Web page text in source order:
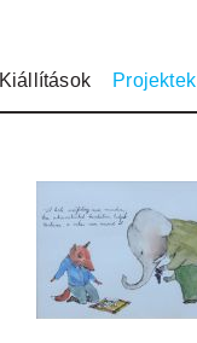
Kiállítások Projektek